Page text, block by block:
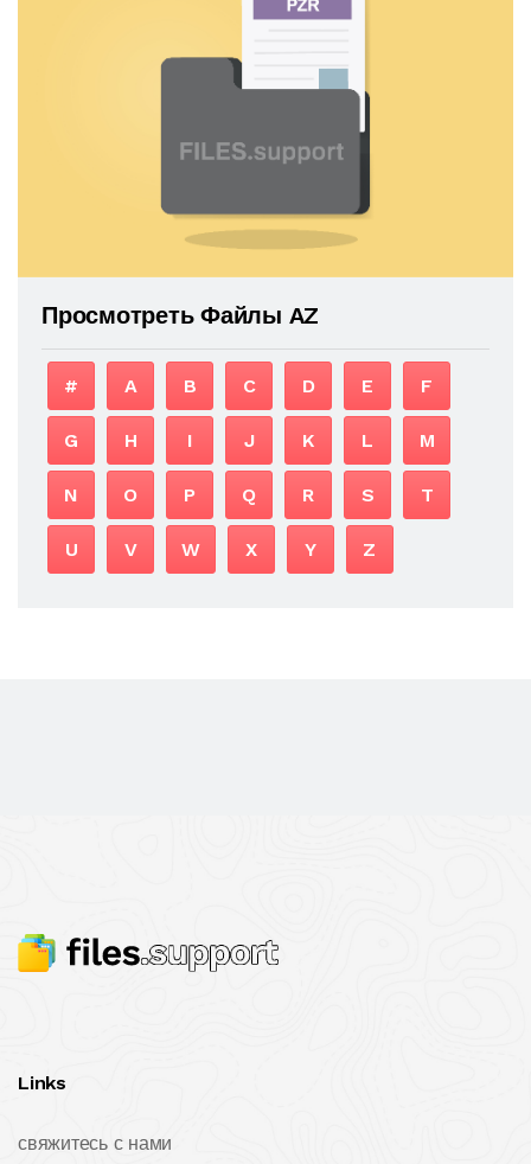
Просмотреть Файлы AZ
# A B C D E F
G H I J K L M
N O P Q R S T
U V W X Y Z
Links
свяжитесь с нами